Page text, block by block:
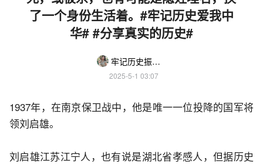
了一个身份生活着。#牢记历史爱我中
华# #分享真实的历史#
牢记历史振兴中华
2025-5-1 03:07
1937年，在南京保卫战中，他是唯一一位投降的国军将
领刘启雄。
刘启雄江苏江宁人，也有说是湖北省孝感人，但据历史